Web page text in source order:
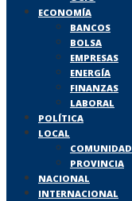
ECONOMÍA
BANCOS
BOLSA
EMPRESAS
ENERGÍA
FINANZAS
LABORAL
POLÍTICA
LOCAL
COMUNIDAD
PROVINCIA
NACIONAL
INTERNACIONAL